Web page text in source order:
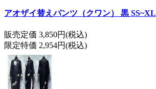
アオザイ替えパンツ（クワン） 黒 SS~XL
販売定価 3,850円(税込)
限定特価 2,954円(税込)